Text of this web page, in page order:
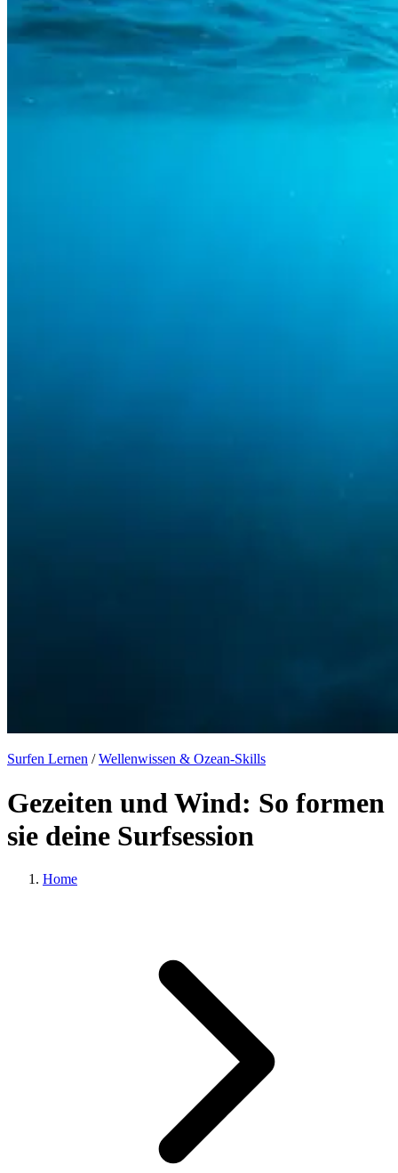
Surfen Lernen / Wellenwissen & Ozean-Skills
Gezeiten und Wind: So formen
sie deine Surfsession
Home